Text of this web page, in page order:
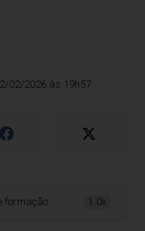
02/2026 às 19h57
institucional para
1.0x